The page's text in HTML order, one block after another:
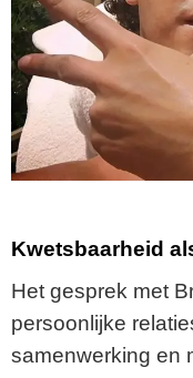
Kwetsbaarheid
Het gesprek met
persoonlijke
samenwerking en